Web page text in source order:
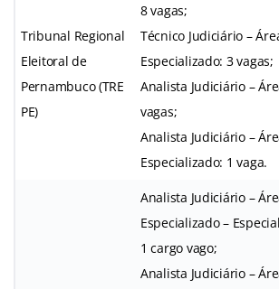
Tribunal Regional
Eleitoral de
Pernambuco (TRE
PE)
8 vagas;
Técnico Judiciário –
Especializado: 3 vagas;
Analista Judiciário –
vagas;
Analista Judiciário –
Especializado: 1 vaga.
Analista Judiciário –
Especializado –
1 cargo vago;
Analista Judiciário –